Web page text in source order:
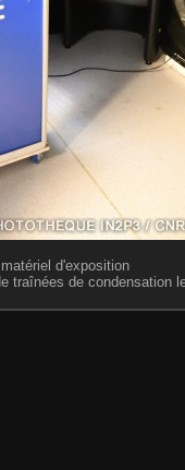
d'exposition
de condensation